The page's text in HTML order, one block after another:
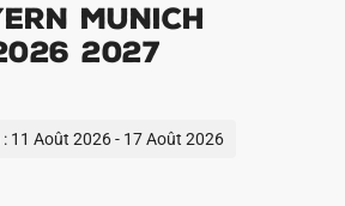
Munich
2027
: 11 Août 2026 - 17 Août 2026